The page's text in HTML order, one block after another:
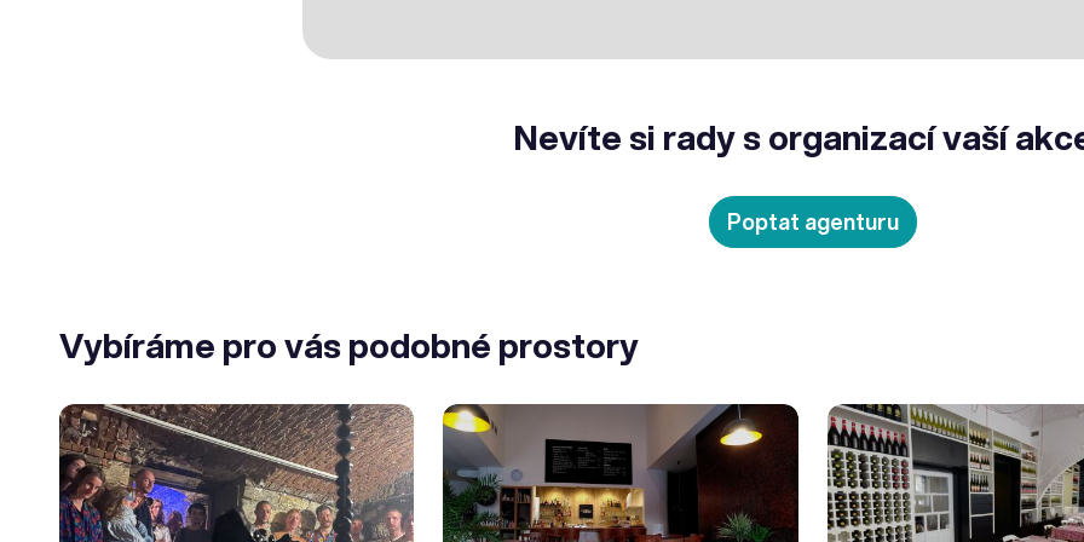
Nevíte si rady s organizací vaší
Poptat agenturu
Vybíráme pro vás podobné prostory